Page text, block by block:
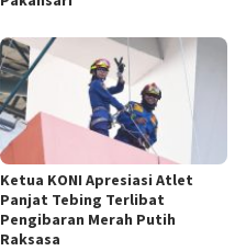
Ketua KONI Apresiasi Atlet
Panjat Tebing Terlibat
Pengibaran Merah Putih
Raksasa